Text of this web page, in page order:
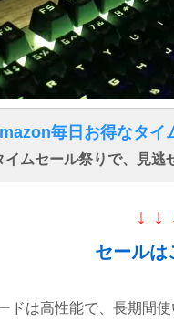
毎日お得なタイ
ムセール祭りで、見逃
↓ ↓
セールは
ドは高性能で、長期間